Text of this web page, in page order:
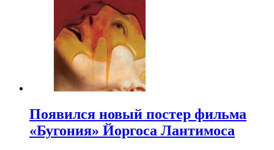
Появился новый постер фильма
«Бугония» Йоргоса Лантимоса